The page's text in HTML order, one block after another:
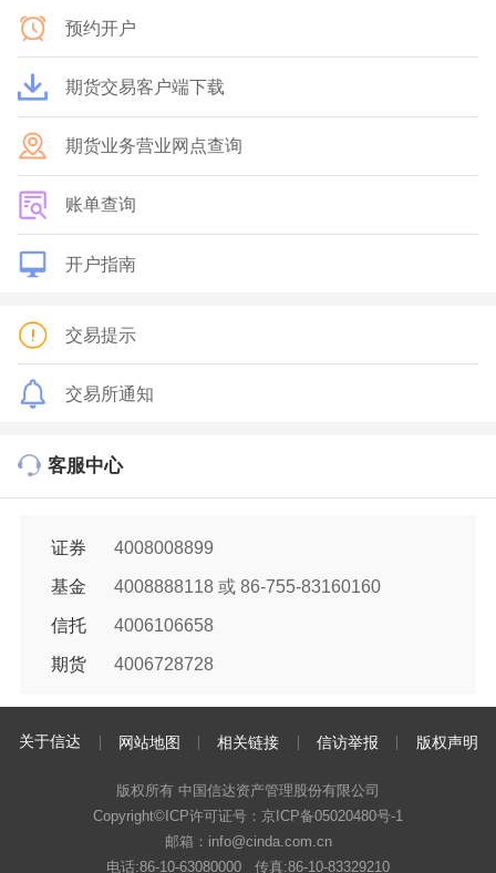
预约开户
期货交易客户端下载
期货业务营业网点查询
账单查询
开户指南
交易提示
交易所通知
客服中心
证券 4008008899
基金 4008888118 或 86-755-83160160
信托 4006106658
期货 4006728728
关于信达 网站地图 相关链接 信访举报 版权声明
版权所有 中国信达资产管理股份有限公司
Copyright©ICP许可证号： 京ICP备05020480号-1
邮箱：info@cinda.com.cn
电话:86-10-63080000 传真:86-10-83329210